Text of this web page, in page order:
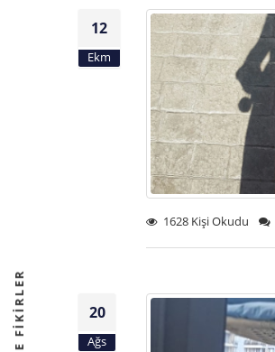
12
Ekm
1628 Kişi Okudu
20
Ağs